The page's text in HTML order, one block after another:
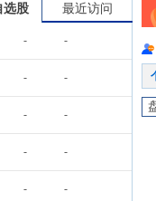
选股 最近访问
- -
- -
- -
- -
- -